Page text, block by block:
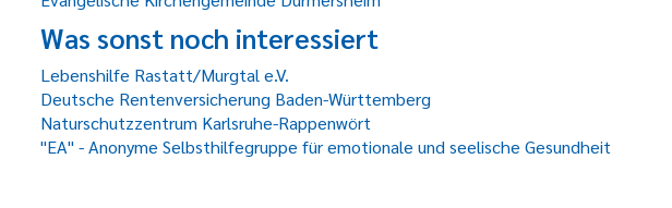
Was sonst noch interessiert
Lebenshilfe Rastatt/Murgtal e.V.
Deutsche Rentenversicherung Baden-Württemberg
Naturschutzzentrum Karlsruhe-Rappenwört
"EA" - Anonyme Selbsthilfegruppe für emotionale und seelische Gesundheit